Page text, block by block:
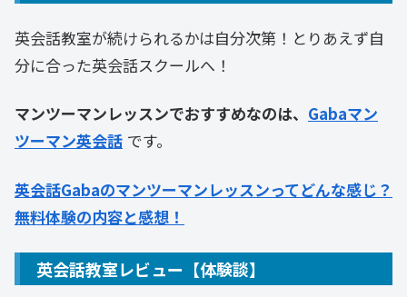
英会話教室が続けられるかは自分次第！とりあえず自
分に合った英会話スクールへ！
マンツーマンレッスンでおすすめなのは、 Gabaマン
ツーマン英会話 です。
英会話Gabaのマンツーマンレッスンってどんな感じ？
無料体験の内容と感想！
英会話教室レビュー【体験談】